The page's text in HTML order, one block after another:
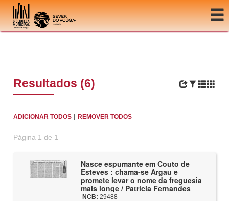
Ir para o conteúdo
Resultados (6)
ADICIONAR TODOS |REMOVER TODOS
Página 1 de 1
Nasce espumante em Couto de
Esteves : chama-se Argau e
promete levar o nome da freguesia
mais longe / Patrícia Fernandes
NCB: 29488